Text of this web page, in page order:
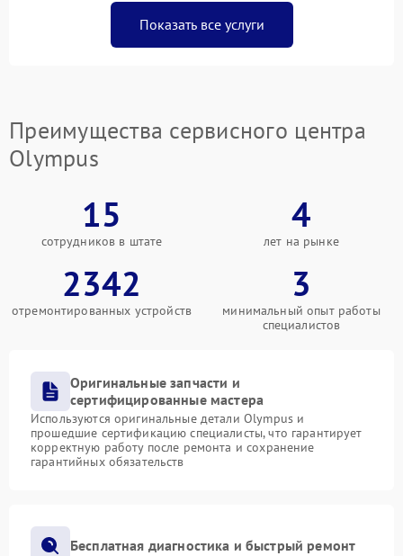
Показать все услуги
Преимущества сервисного центра
Olympus
15
сотрудников в штате
4
лет на рынке
2342
отремонтированных устройств
3
минимальный опыт работы
специалистов
Оригинальные запчасти и
сертифицированные мастера
Используются оригинальные детали Olympus и
прошедшие сертификацию специалисты, что гарантирует
корректную работу после ремонта и сохранение
гарантийных обязательств
Бесплатная диагностика и быстрый ремонт